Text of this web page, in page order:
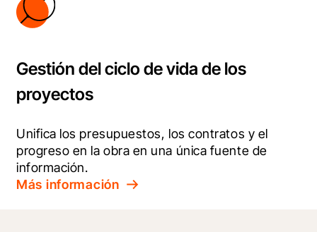
Gestión del ciclo de vida de los
proyectos
Unifica los presupuestos, los contratos y el
progreso en la obra en una única fuente de
información.
Más información